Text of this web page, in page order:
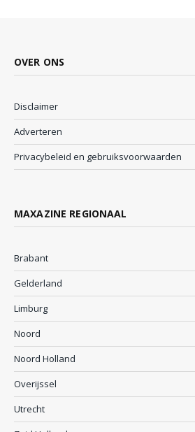
OVER ONS
Disclaimer
Adverteren
Privacybeleid en gebruiksvoorwaarden
MAXAZINE REGIONAAL
Brabant
Gelderland
Limburg
Noord
Noord Holland
Overijssel
Utrecht